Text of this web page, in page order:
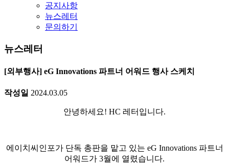
공지사항
뉴스레터
문의하기
뉴스레터
[외부행사] eG Innovations 파트너 어워드 행사 스케치
작성일 2024.03.05
안녕하세요! HC 레터입니다.
에이치씨인포가 단독 총판을 맡고 있는 eG Innovations 파트너
어워드가 3월에 열렸습니다.